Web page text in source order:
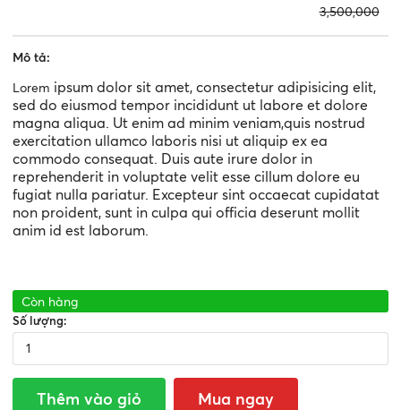
3,500,000
Mô tả:
Lorem ipsum dolor sit amet, consectetur adipisicing elit,
sed do eiusmod tempor incididunt ut labore et dolore
magna aliqua. Ut enim ad minim veniam,quis nostrud
exercitation ullamco laboris nisi ut aliquip ex ea
commodo consequat. Duis aute irure dolor in
reprehenderit in voluptate velit esse cillum dolore eu
fugiat nulla pariatur. Excepteur sint occaecat cupidatat
non proident, sunt in culpa qui officia deserunt mollit
anim id est laborum.
Còn hàng
Số lượng:
Thêm vào giỏ Mua ngay